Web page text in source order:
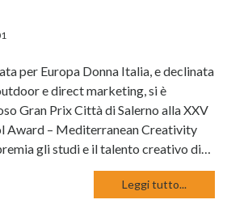
per Europa Donna Italia, e declinata
e direct marketing, si è
Gran Prix Città di Salerno alla XXV
Award – Mediterranean Creativity
gli studi e il talento creativo di…
Leggi tutto...